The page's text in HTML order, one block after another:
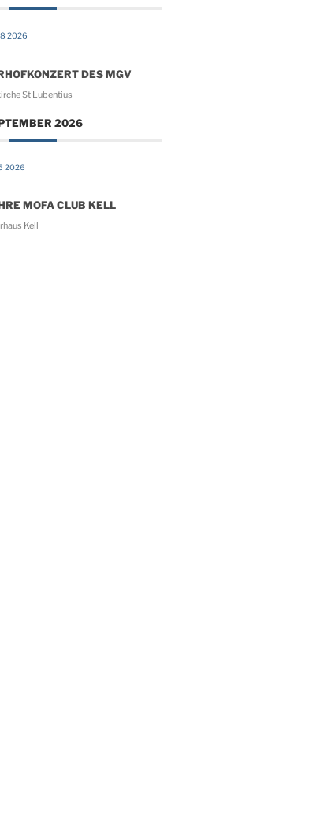
2026
DES MGV
St Lubentius
2026
2026
MOFA CLUB KELL
Kell